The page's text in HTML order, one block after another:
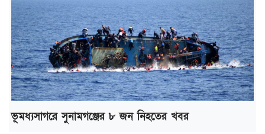
ভূমধ্যসাগরে সুনামগঞ্জের ৮ জন নিহতের খবর